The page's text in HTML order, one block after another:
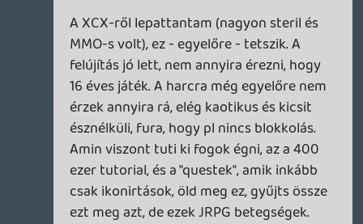
magam se gondoltam volna, hogy ilyesmit
valaha leírok, miután az első része örökös
kedvencem.) Lehet, hogy az én
szegénységi bizonyítványom, de hiányzott
már egy ilyen habkönnyű, agyatlan
szeletelés. 😎
2026.07.28 07:35:57
2026.07.29 12:05:50 #2163o
A grafikája elsősorban a PS3 generáció
végén lehetett lenyűgöző, hogy mit ki nem